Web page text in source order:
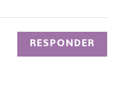
RESPONDER